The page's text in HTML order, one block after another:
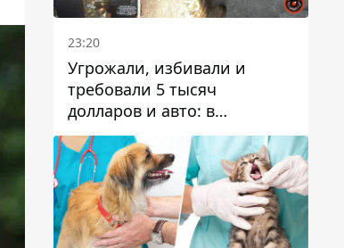
23:20
Угрожали, избивали и
требовали 5 тысяч
долларов и авто: в
Павлограде задержали двух
мужчин